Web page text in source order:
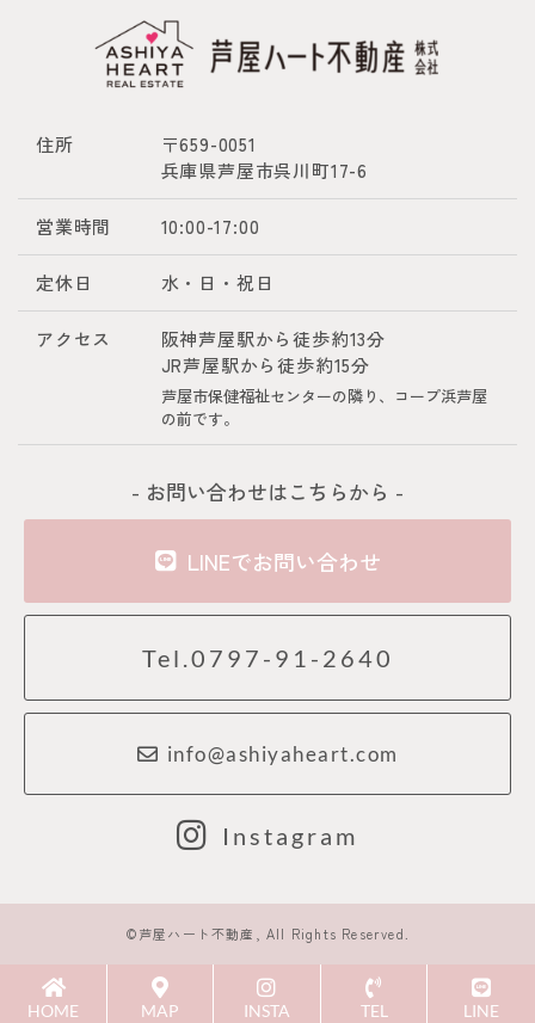
住所
〒659-0051
兵庫県芦屋市呉川町17-6
営業時間 10:00-17:00
定休日 水・日・祝日
アクセス
阪神芦屋駅から徒歩約13分
JR芦屋駅から徒歩約15分
芦屋市保健福祉センターの隣り、コープ浜芦屋
の前です。
- お問い合わせはこちらから -
LINEでお問い合わせ
Tel.0797-91-2640
info@ashiyaheart.com
Instagram
©芦屋ハート不動産, All Rights Reserved.
HOME MAP INSTA TEL LINE